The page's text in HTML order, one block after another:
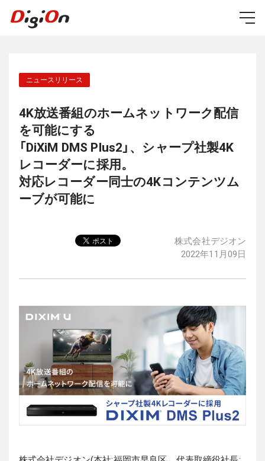
4K放送番組のホームネットワーク配信
を可能にする
「DiXiM DMS Plus2」、シャープ社製4K
レコーダーに採用。
対応レコーダー同士の4Kコンテンツム
ーブが可能に
株式会社デジオン
2022年11月09日